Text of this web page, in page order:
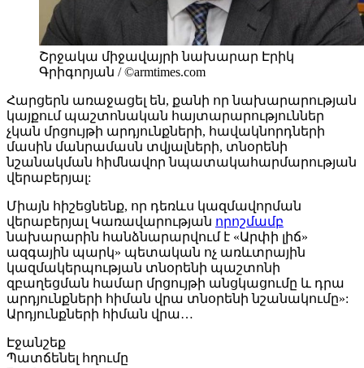
Շրջակա միջավայրի նախարար Էրիկ
Գրիգորյան / ©armtimes.com
Հարցերն առաջացել են, քանի որ նախարարության
կայքում պաշտոնական հայտարարություններ
չկան մրցույթի արդյունքների, հավակնորդների
մասին մանրամասն տվյալների, տնօրենի
նշանակման հիմնավոր նպատակահարմարության
վերաբերյալ:
Միայն հիշեցնենք, որ դեռևս կազմավորման
վերաբերյալ Կառավարության որոշմամբ
նախարարին հանձնարարվում է «Արփի լիճ»
ազգային պարկ» պետական ոչ առևտրային
կազմակերպության տնօրենի պաշտոնի
զբաղեցման համար մրցույթի անցկացումը և դրա
արդյունքների հիման վրա տնօրենի նշանակումը»:
Արդյունքների հիման վրա…
Էջանշեք
Պատճենել հղումը